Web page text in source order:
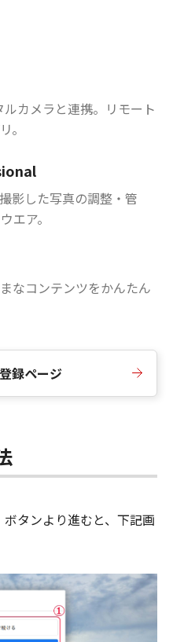
カメラと連携。リモート
。
影した写真の調整・管
エア。
なコンテンツをかんたん
録ページ
ボタンより進むと、下記画